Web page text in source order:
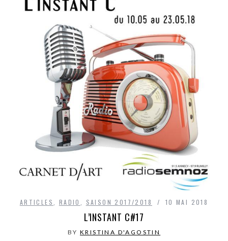
ARTICLES, RADIO , SAISON 2017/2018 10 MAI 2018
L’INSTANT C#17
BY KRISTINA D'AGOSTIN